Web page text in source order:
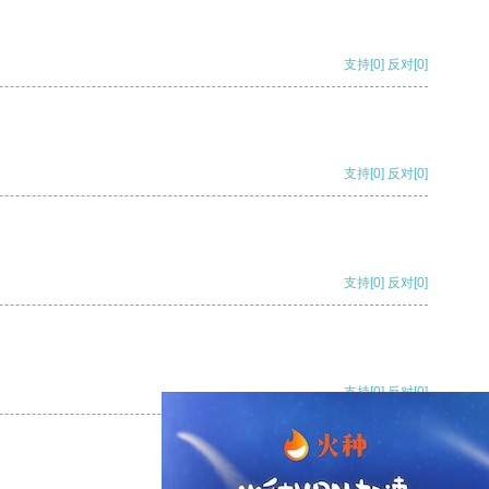
支持[0] 反对[0]
支持[0] 反对[0]
支持[0] 反对[0]
支持[0] 反对[0]